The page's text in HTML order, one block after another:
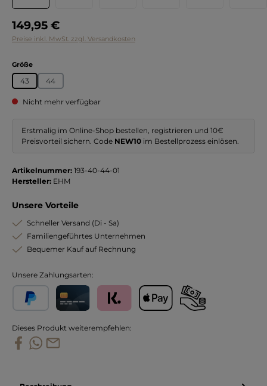
Regulärer Preis:
149,95 €
Preise inkl. MwSt. zzgl. Versandkosten
Größeauswählen
43 44
Nicht mehr verfügbar
Erstmalig im Online-Shop bestellen, registrieren und 10€
Preisvorteil sichern. Code NEW10 im Bestellprozess einlösen.
Artikelnummer: 193-40-44-01
Hersteller: EHM
Unsere Vorteile
Schneller Versand (Di - Sa)
Familiengeführtes Unternehmen
Bequemer Kauf auf Rechnung
Unsere Zahlungsarten:
Dieses Produkt weiterempfehlen: